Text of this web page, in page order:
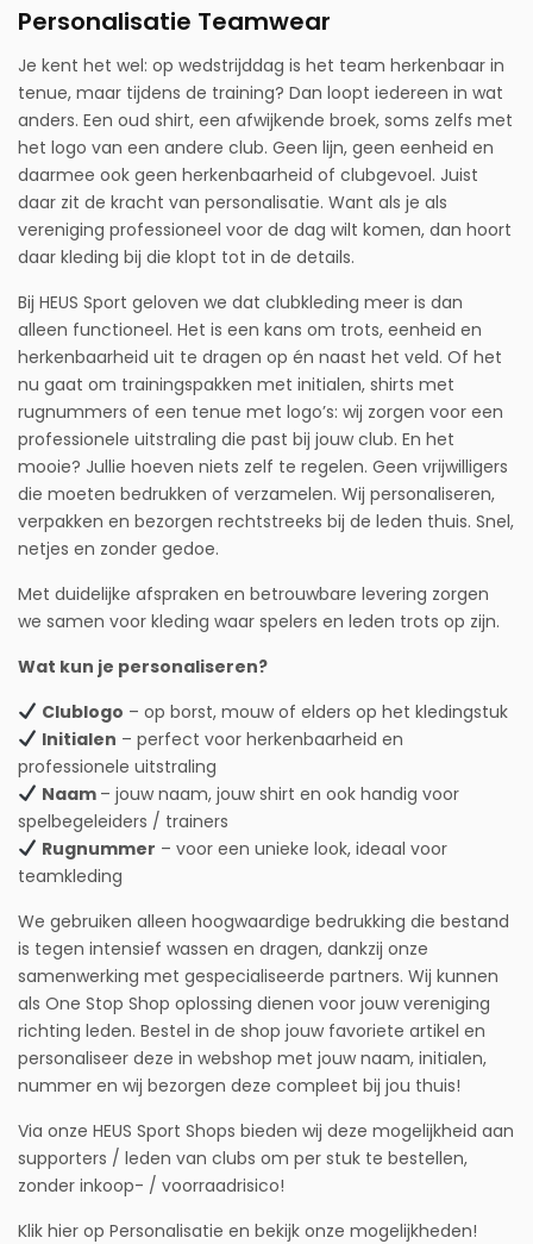
Personalisatie Teamwear
Je kent het wel: op wedstrijddag is het team herkenbaar in
tenue, maar tijdens de training? Dan loopt iedereen in wat
anders. Een oud shirt, een afwijkende broek, soms zelfs met
het logo van een andere club. Geen lijn, geen eenheid en
daarmee ook geen herkenbaarheid of clubgevoel. Juist
daar zit de kracht van personalisatie. Want als je als
vereniging professioneel voor de dag wilt komen, dan hoort
daar kleding bij die klopt tot in de details.
Bij HEUS Sport geloven we dat clubkleding meer is dan
alleen functioneel. Het is een kans om trots, eenheid en
herkenbaarheid uit te dragen op én naast het veld. Of het
nu gaat om trainingspakken met initialen, shirts met
rugnummers of een tenue met logo’s: wij zorgen voor een
professionele uitstraling die past bij jouw club. En het
mooie? Jullie hoeven niets zelf te regelen. Geen vrijwilligers
die moeten bedrukken of verzamelen. Wij personaliseren,
verpakken en bezorgen rechtstreeks bij de leden thuis. Snel,
netjes en zonder gedoe.
Met duidelijke afspraken en betrouwbare levering zorgen
we samen voor kleding waar spelers en leden trots op zijn.
Wat kun je personaliseren?
Clublogo – op borst, mouw of elders op het kledingstuk
Initialen – perfect voor herkenbaarheid en
professionele uitstraling
Naam – jouw naam, jouw shirt en ook handig voor
spelbegeleiders / trainers
Rugnummer – voor een unieke look, ideaal voor
teamkleding
We gebruiken alleen hoogwaardige bedrukking die bestand
is tegen intensief wassen en dragen, dankzij onze
samenwerking met gespecialiseerde partners. Wij kunnen
als One Stop Shop oplossing dienen voor jouw vereniging
richting leden. Bestel in de shop jouw favoriete artikel en
personaliseer deze in webshop met jouw naam, initialen,
nummer en wij bezorgen deze compleet bij jou thuis!
Via onze HEUS Sport Shops bieden wij deze mogelijkheid aan
supporters / leden van clubs om per stuk te bestellen,
zonder inkoop- / voorraadrisico!
Klik hier op Personalisatie en bekijk onze mogelijkheden!